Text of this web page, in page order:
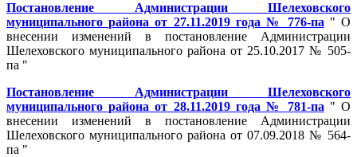
Постановление Администрации Шелеховского
муниципального района от 27.11.2019 года № 776-па " О
внесении изменений в постановление Администрации
Шелеховского муниципального района от 25.10.2017 № 505-
па "
Постановление Администрации Шелеховского
муниципального района от 28.11.2019 года № 781-па " О
внесении изменений в постановление Администрации
Шелеховского муниципального района от 07.09.2018 № 564-
па "